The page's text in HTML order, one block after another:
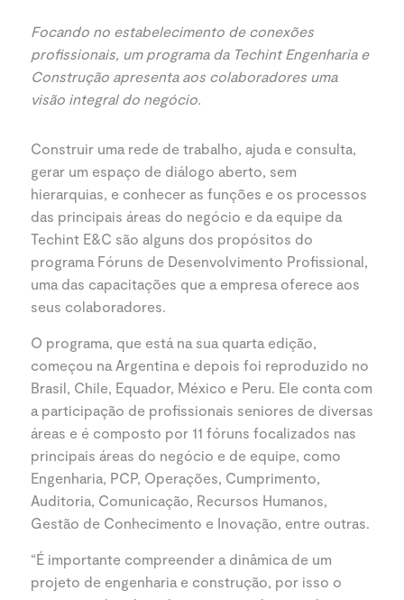
Focando no estabelecimento de conexões
profissionais, um programa da TechintEngenharia e
Construção apresenta aos colaboradores uma
visão integral do negócio.
Construir uma rede de trabalho, ajuda e consulta,
gerar um espaço de diálogo aberto, sem
hierarquias, e conhecer as funções e os processos
das principais áreas do negócio e da equipe da
Techint E&C são alguns dos propósitos do
programa Fóruns de Desenvolvimento Profissional,
uma das capacitações que a empresa oferece aos
seus colaboradores.
O programa, que está na sua quarta edição,
começou na Argentina e depois foi reproduzido no
Brasil, Chile, Equador, México e Peru. Ele conta com
a participação de profissionais seniores de diversas
áreas e é composto por 11 fóruns focalizados nas
principais áreas do negócio e de equipe, como
Engenharia, PCP, Operações, Cumprimento,
Auditoria, Comunicação, Recursos Humanos,
Gestão de Conhecimento e Inovação, entre outras.
“É importante compreender a dinâmica de um
projeto de engenharia e construção, por isso o